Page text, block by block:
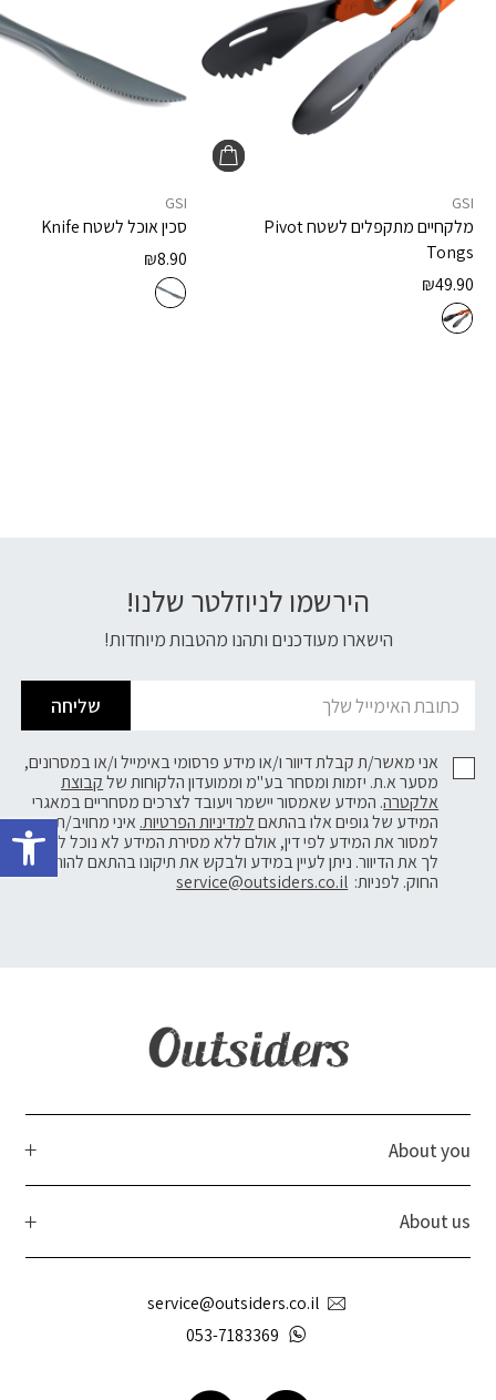
GSI
מלקחיים מתקפלים לשטחPivot
Tongs
₪49.90
GSI
סכין אוכל לשטחKnife
₪8.90
הירשמו לניוזלטר שלנו!
הישארו מעודכנים ותהנו מהטבות מיוחדות!
שליחה
אני מאשר/ת קבלת דיוור ו/או מידע פרסומי באימייל ו/או במסרונים,
מסער א.ת. יזמות ומסחר בע"מ וממועדון הלקוחות שלקבוצת
אלקטרה. המידע שאמסור יישמר ויעובד לצרכים מסחריים במאגרי
המידע של גופים אלו בהתאםלמדיניות הפרטיות. איני מחויב/ת
למסור את המידע לפי דין, אולם ללא מסירת המידע לא נוכל לשלוח
לך את הדיוור. ניתן לעיין במידע ולבקש את תיקונו בהתאם להוראות
החוק. לפניות: service@outsiders.co.il
About you
About us
service@outsiders.co.il
053-7183369